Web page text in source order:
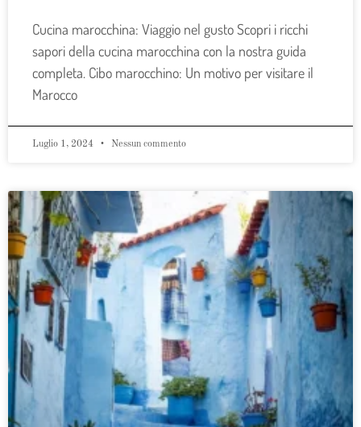
Cucina marocchina: Viaggio nel gusto Scopri i ricchi
sapori della cucina marocchina con la nostra guida
completa. Cibo marocchino: Un motivo per visitare il
Marocco
Luglio 1, 2024 Nessun commento